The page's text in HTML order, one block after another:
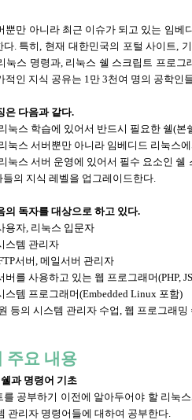
뿐만 아니라 최근 이슈가 되고 있는 임베
다. 특히, 현재 대한민국의 포털 사이트,
눅스 명령과, 리눅스 쉘 스크립트 프로
적인 지식 공유는 1만 3천여 명의 공학인
은 다음과 같다.
눅스 학습에 있어서 반드시 필요한 쉘(
눅스 서버뿐만 아니라 임베디드 리눅스
눅스 서버 운영에 있어서 필수 요소인 쉘
들의 지식 레벨을 업그레이드한다.
의 독자를 대상으로 하고 있다.
용자, 리눅스 입문자
스템 관리자
서버, 메일서버 관리자
를 사용하고 있는 웹 프로그래머(PHP,
스템 프로그래머(Embedded Linux 포함)
등의 시스템 관리자 수업, 웹 프로그래밍
주요 내용
과 명령어 기초
를 공부하기 이전에 알아두어야 할 리눅
관리자 명령어들에 대하여 공부한다.